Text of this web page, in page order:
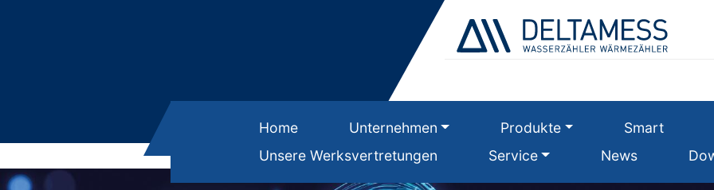
Home Unternehmen Produkte Smart
Unsere Werksvertretungen
Service News